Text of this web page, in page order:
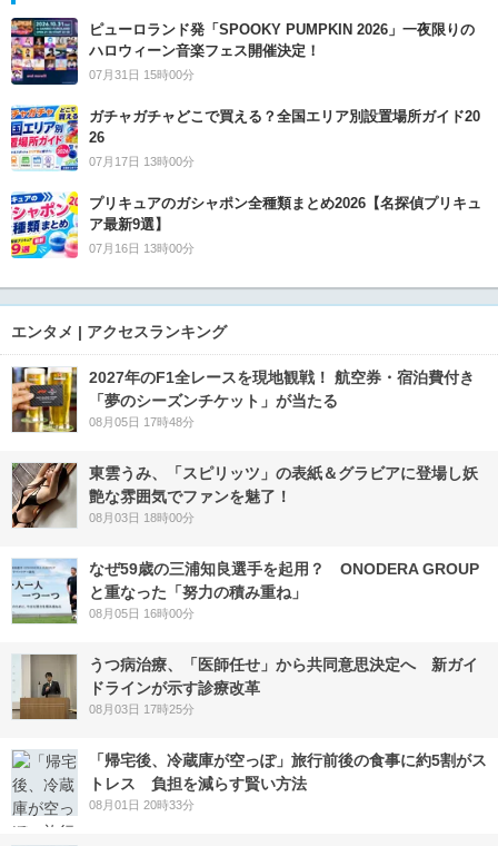
ピューロランド発「SPOOKY PUMPKIN 2026」一夜限りの
ハロウィーン音楽フェス開催決定！
07月31日 15時00分
ガチャガチャどこで買える？全国エリア別設置場所ガイド20
26
07月17日 13時00分
プリキュアのガシャポン全種類まとめ2026【名探偵プリキュ
ア最新9選】
07月16日 13時00分
エンタメ | アクセスランキング
2027年のF1全レースを現地観戦！ 航空券・宿泊費付き
「夢のシーズンチケット」が当たる
08月05日 17時48分
東雲うみ、「スピリッツ」の表紙＆グラビアに登場し妖
艶な雰囲気でファンを魅了！
08月03日 18時00分
なぜ59歳の三浦知良選手を起用？ ONODERA GROUP
と重なった「努力の積み重ね」
08月05日 16時00分
うつ病治療、「医師任せ」から共同意思決定へ 新ガイ
ドラインが示す診療改革
08月03日 17時25分
「帰宅後、冷蔵庫が空っぽ」旅行前後の食事に約5割がス
トレス 負担を減らす賢い方法
08月01日 20時33分